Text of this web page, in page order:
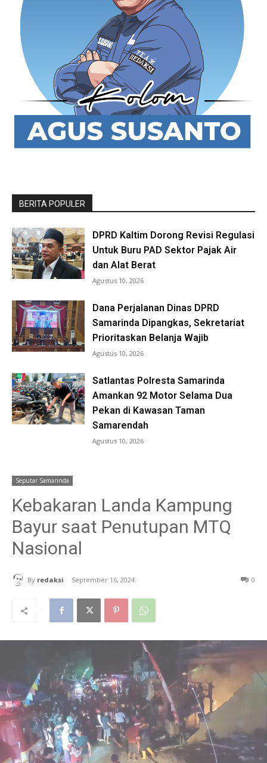
BERITA POPULER
DPRD Kaltim Dorong Revisi Regulasi
Untuk Buru PAD Sektor Pajak Air
dan Alat Berat
Agustus 10, 2026
Dana Perjalanan Dinas DPRD
Samarinda Dipangkas, Sekretariat
Prioritaskan Belanja Wajib
Agustus 10, 2026
Satlantas Polresta Samarinda
Amankan 92 Motor Selama Dua
Pekan di Kawasan Taman
Samarendah
Agustus 10, 2026